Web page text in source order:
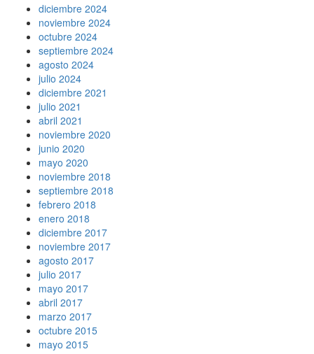
diciembre 2024
noviembre 2024
octubre 2024
septiembre 2024
agosto 2024
julio 2024
diciembre 2021
julio 2021
abril 2021
noviembre 2020
junio 2020
mayo 2020
noviembre 2018
septiembre 2018
febrero 2018
enero 2018
diciembre 2017
noviembre 2017
agosto 2017
julio 2017
mayo 2017
abril 2017
marzo 2017
octubre 2015
mayo 2015